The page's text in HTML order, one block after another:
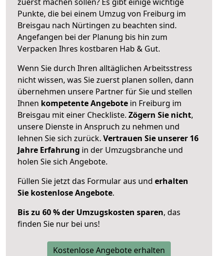
Punkte, die bei einem Umzug von Freiburg im
Breisgau nach Nürtingen zu beachten sind.
Angefangen bei der Planung bis hin zum
Verpacken Ihres kostbaren Hab & Gut.
Wenn Sie durch Ihren alltäglichen Arbeitsstress
nicht wissen, was Sie zuerst planen sollen, dann
übernehmen unsere Partner für Sie und stellen
Ihnen kompetente Angebote in Freiburg im
Breisgau mit einer Checkliste. Zögern Sie nicht,
unsere Dienste in Anspruch zu nehmen und
lehnen Sie sich zurück. Vertrauen Sie unserer 16
Jahre Erfahrung in der Umzugsbranche und
holen Sie sich Angebote.
Füllen Sie jetzt das Formular aus und erhalten
Sie kostenlose Angebote.
Bis zu 60 % der Umzugskosten sparen, das
finden Sie nur bei uns!
Kostenlose Angebote erhalten